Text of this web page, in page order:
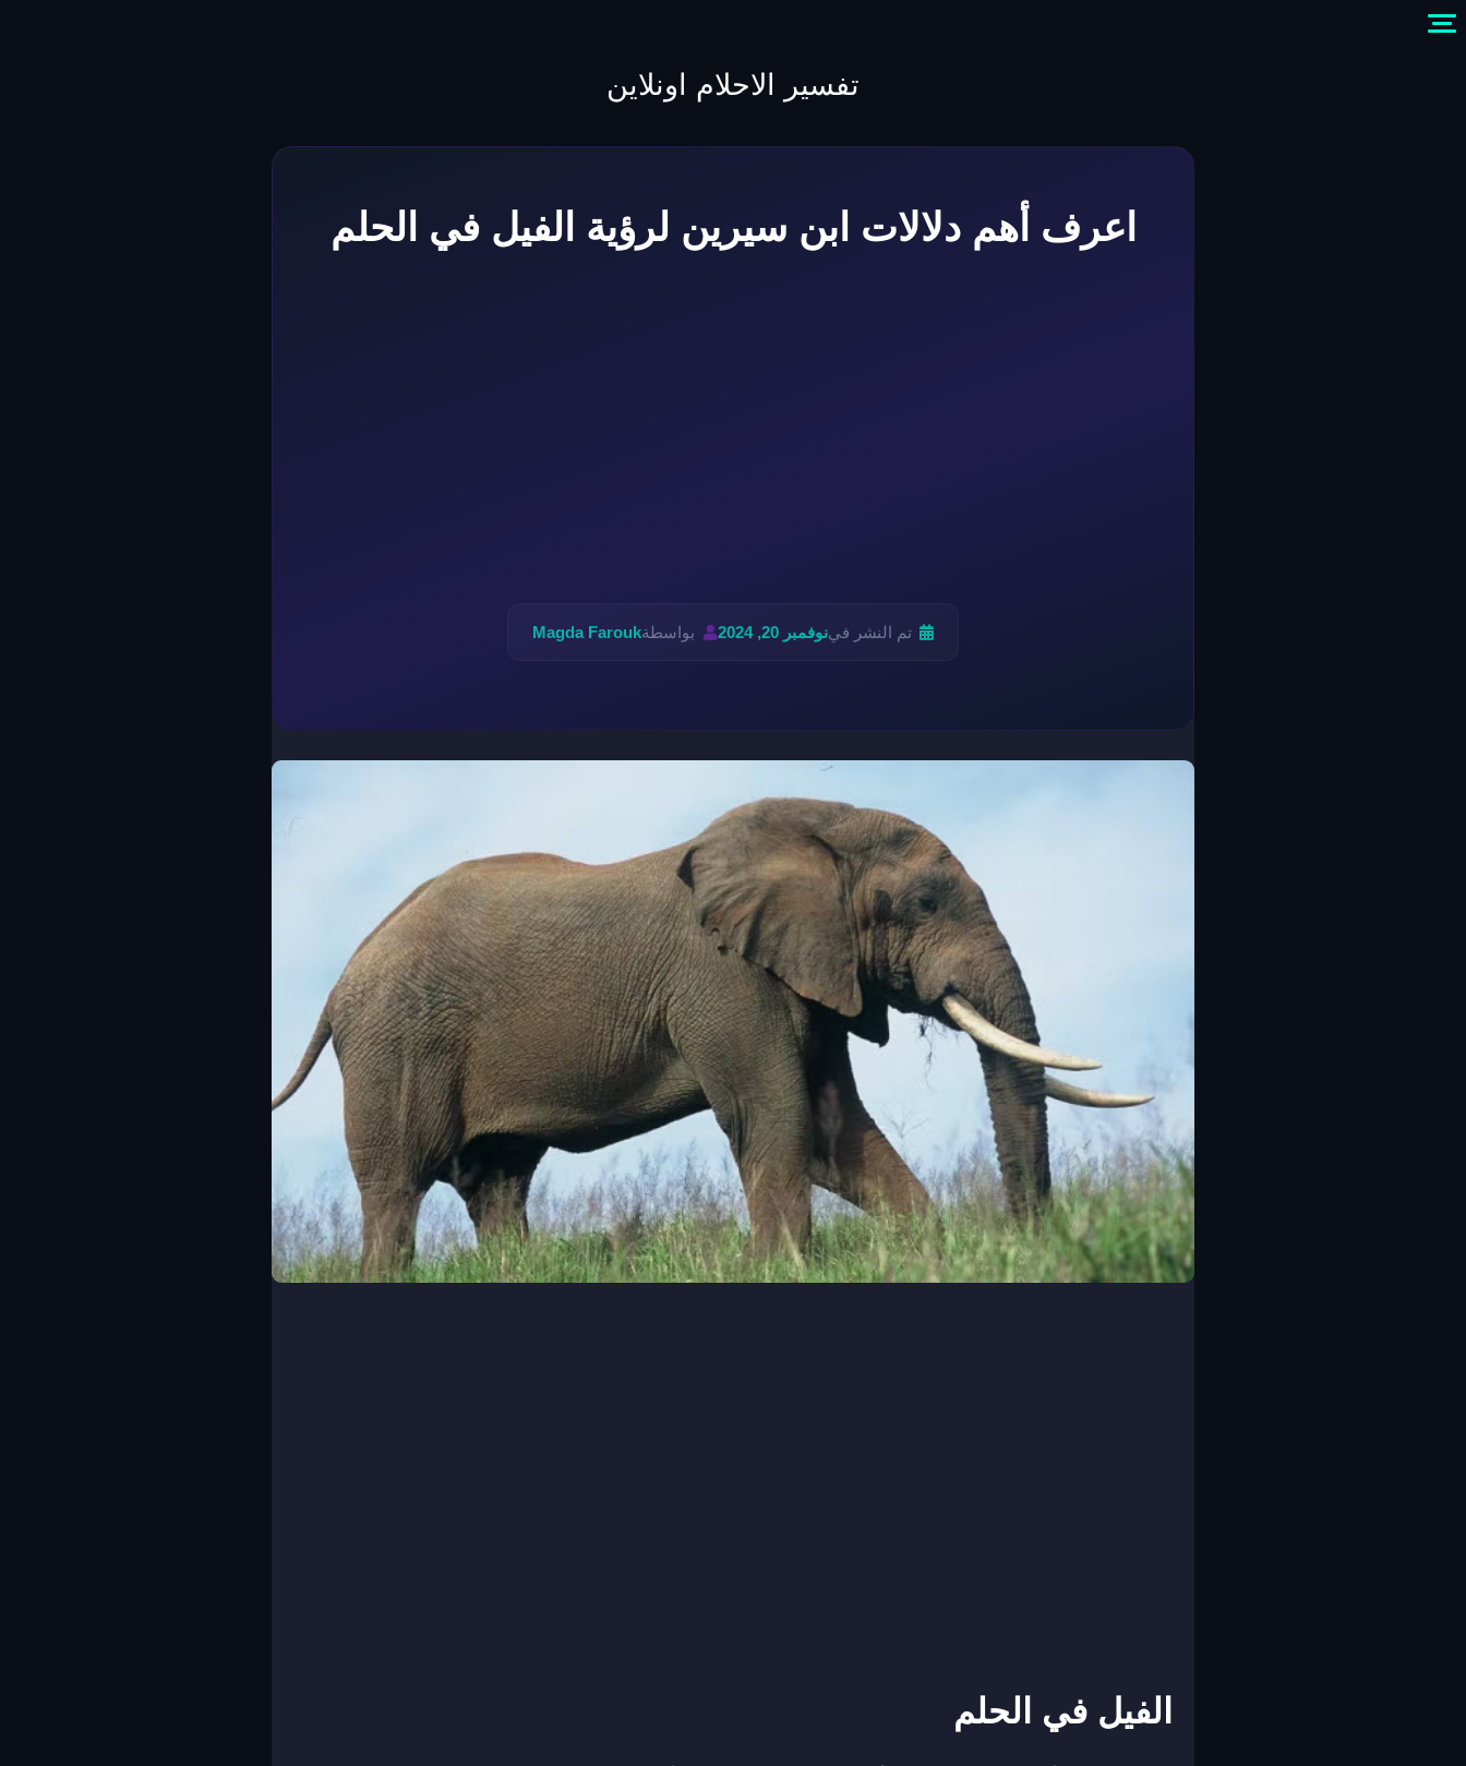
تفسير الاحلام اونلاين
اعرف أهم دلالات ابن سيرين لرؤية الفيل في الحلم
تم النشر فينوفمبر 20, 2024 بواسطةMagda Farouk
الفيل في الحلم